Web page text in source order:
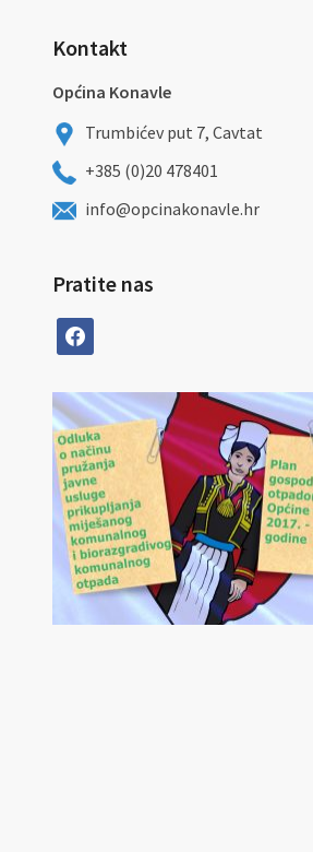
Kontakt
Općina Konavle
Trumbićev put 7, Cavtat
+385 (0)20 478401
info@opcinakonavle.hr
Pratite nas
facebook